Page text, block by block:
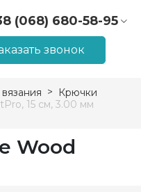
(068) 680-58-95
(066) 207-14-90
звонок
Крючки
15 см, 3.00 мм
Wood